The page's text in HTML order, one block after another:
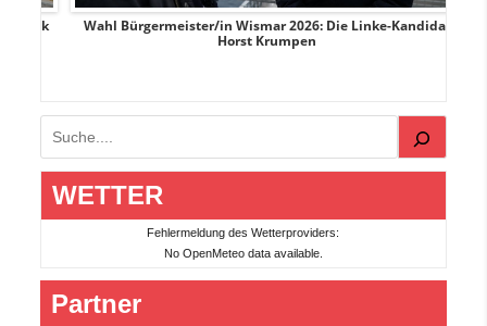
Wahl Bürgermeister/in Wismar 2026: Die Linke-Kandidat
Horst Krumpen
Suchen
WETTER
Fehlermeldung des Wetterproviders:
No OpenMeteo data available.
Partner